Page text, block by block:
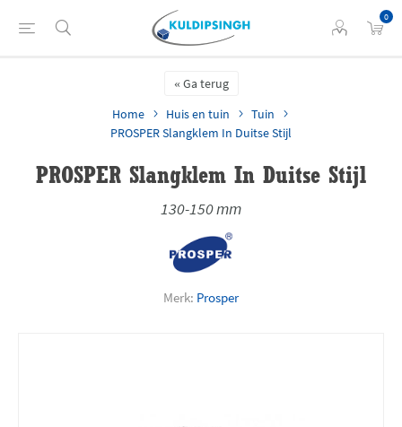
0
Ga terug
Home
Huis en tuin
Tuin
PROSPER Slangklem In Duitse Stijl
PROSPER Slangklem In Duitse Stijl
130-150 mm
Merk: Prosper